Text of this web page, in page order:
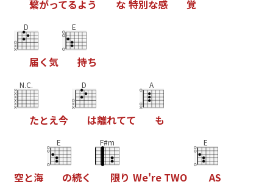
繋がってるよう な 特別な感 覚
D
届く気
E
持ち
N.C.
たとえ今
D
は離れてて
A
も
空と海
E
の続く
F#m
限り We're TWO
E
AS